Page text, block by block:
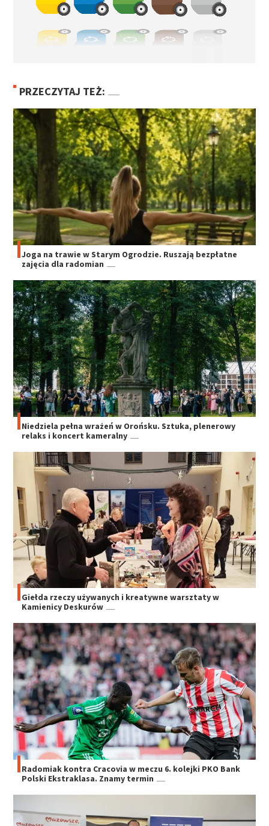
PRZECZYTAJ TEŻ:
Joga na trawie w Starym Ogrodzie. Ruszają bezpłatne
zajęcia dla radomian
Niedziela pełna wrażeń w Orońsku. Sztuka, plenerowy
relaks i koncert kameralny
Giełda rzeczy używanych i kreatywne warsztaty w
Kamienicy Deskurów
Radomiak kontra Cracovia w meczu 6. kolejki PKO Bank
Polski Ekstraklasa. Znamy termin